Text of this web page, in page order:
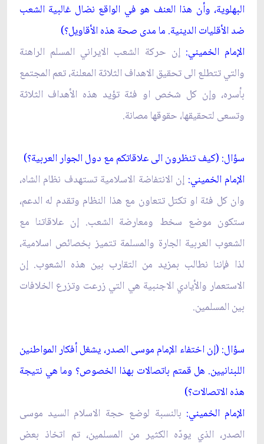
البهلوية، وأن هذا العنف هو في الواقع نضال غالبية الشعب
ضد الأقليات الدينية. ما مدى صحة هذه الأقاويل؟)
الإمام الخميني: إن حركة الشعب الايراني المسلم الراهنة
والتي تتطلع الى تحقيق الاهداف الثلاثة المعلنة، تعم المجتمع
بأسره، وإن كل شخص او فئة تؤيد هذه الأهداف الثلاثة
وتسعى لتحقيقها، حقوقها مصانة.
سؤال: (كيف تنظرون الى علاقاتكم مع دول الجوار العربية؟)
الإمام الخميني: إن الانتفاضة الاسلامية تستهدف نظام الشاه،
وان كل فئة او تكتل تتعاون مع هذا النظام وتقدم له الدعم،
ستكون موضع سخط ومعارضة الشعب. إن علاقاتنا مع
الشعوب العربية الجارة والمسلمة تتميز بخصائص اسلامية،
لذا فإننا نطالب بمزيد من التقارب بين هذه الشعوب. إن
الاستعمار والأيادي الاجنبية هي التي زرعت وتزرع الخلافات
بين المسلمين.
سؤال: (إن اختفاء الإمام موسى الصدر، يشغل أفكار المواطنين
اللبنانيين. هل قمتم باتصالات بهذا الخصوص؟ وما هي نتيجة
هذه الاتصالات؟)
الإمام الخميني: بالنسبة لوضع حجة الاسلام السيد موسى
الصدر، الذي يودّه الكثير من المسلمين، تم اتخاذ بعض